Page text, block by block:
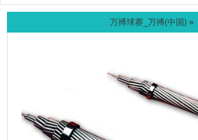
万搏球赛_万搏(中国) »